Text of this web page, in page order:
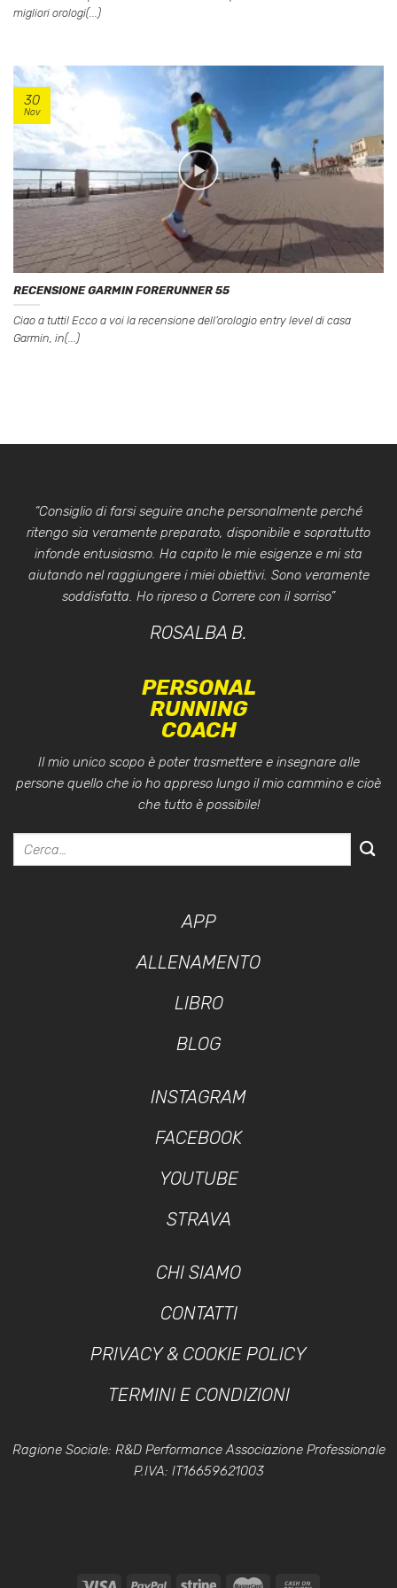
migliori orologi(...)
RECENSIONE GARMIN FORERUNNER 55
Ciao a tutti! Ecco a voi la recensione dell’orologio entry level di casa
Garmin, in(...)
30
Nov
“Consiglio di farsi seguire anche personalmente perché
ritengo sia veramente preparato, disponibile e soprattutto
infonde entusiasmo. Ha capito le mie esigenze e mi sta
aiutando nel raggiungere i miei obiettivi. Sono veramente
soddisfatta. Ho ripreso a Correre con il sorriso”
ROSALBA B.
PERSONAL
RUNNING
COACH
Il mio unico scopo è poter trasmettere e insegnare alle
persone quello che io ho appreso lungo il mio cammino e cioè
che tutto è possibile!
APP
ALLENAMENTO
LIBRO
BLOG
INSTAGRAM
FACEBOOK
YOUTUBE
STRAVA
CHI SIAMO
CONTATTI
PRIVACY & COOKIE POLICY
TERMINI E CONDIZIONI
Ragione Sociale: R&D Performance Associazione Professionale
P.IVA: IT16659621003